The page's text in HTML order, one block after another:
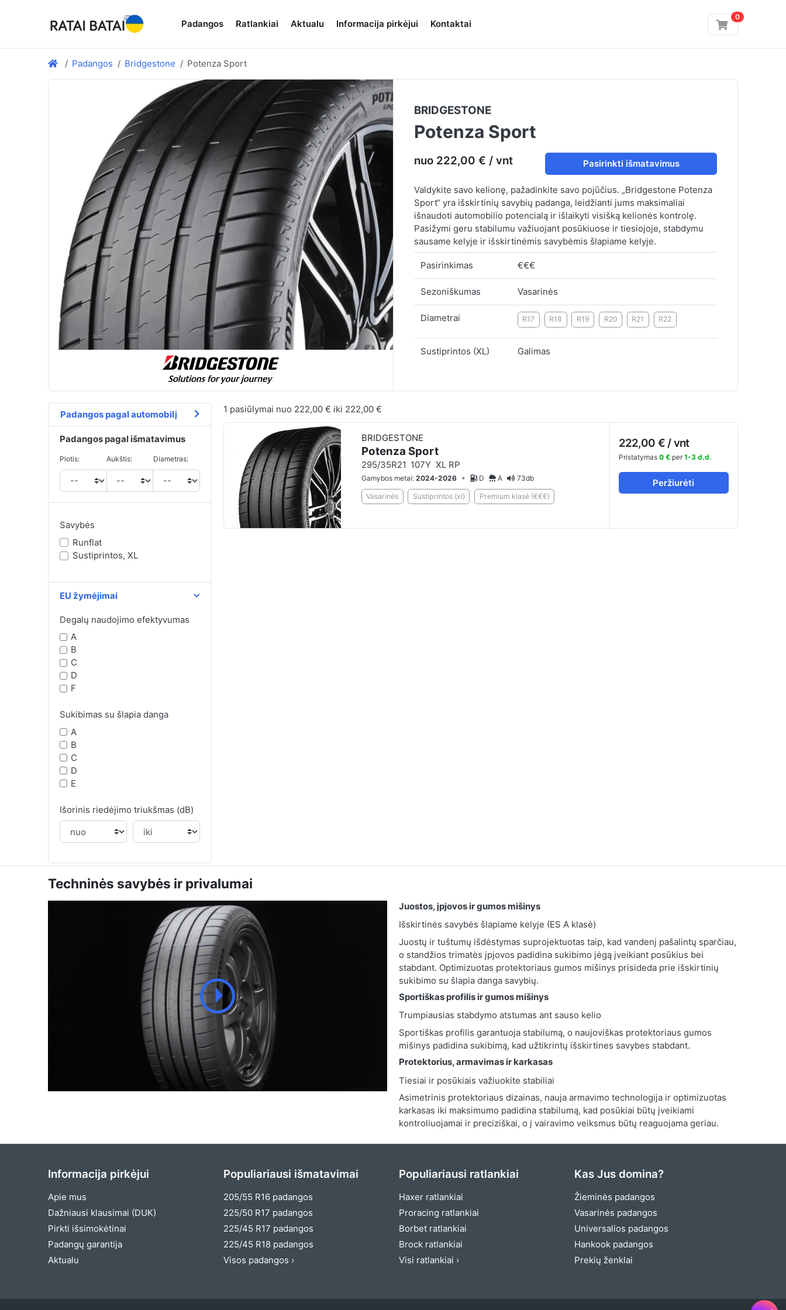
Padangos Ratlankiai Aktualu Informacija pirkėjui Kontaktai
0
Padangos Bridgestone Potenza Sport
BRIDGESTONE
Potenza Sport
nuo 222,00 € / vnt Pasirinkti išmatavimus
Valdykite savo kelionę, pažadinkite savo pojūčius. „Bridgestone Potenza
Sport“ yra išskirtinių savybių padanga, leidžianti jums maksimaliai
išnaudoti automobilio potencialą ir išlaikyti visišką kelionės kontrolę.
Pasižymi geru stabilumu važiuojant posūkiuose ir tiesiojoje, stabdymu
sausame kelyje ir išskirtinėmis savybėmis šlapiame kelyje.
Pasirinkimas €€€
Sezoniškumas Vasarinės
Diametrai R17 R18 R19 R20 R21 R22
Sustiprintos (XL) Galimas
Padangos pagal automobilį
Padangos pagal išmatavimus
Plotis: Aukštis: Diametras:
Savybės
Runflat
Sustiprintos, XL
EU žymėjimai
Degalų naudojimo efektyvumas
A
B
C
D
F
Sukibimas su šlapia danga
A
B
C
D
E
Išorinis riedėjimo triukšmas (dB)
1 pasiūlymai nuo 222,00 € iki 222,00 €
BRIDGESTONE
Potenza Sport
295/35R21 107Y XL RP
Gamybos metai: 2024-2026 • D A 73db
Vasarinės Sustiprintos (xl) Premium klasė (€€€)
222,00 € / vnt
Pristatymas 0 €per 1-3 d.d.
Peržiurėti
Techninės savybės ir privalumai
Juostos, įpjovos ir gumos mišinys
Išskirtinės savybės šlapiame kelyje (ES A klasė)
Juostų ir tuštumų išdėstymas suprojektuotas taip, kad vandenį pašalintų sparčiau,
o standžios trimatės įpjovos padidina sukibimo jėgą įveikiant posūkius bei
stabdant. Optimizuotas protektoriaus gumos mišinys prisideda prie išskirtinių
sukibimo su šlapia danga savybių.
Sportiškas profilis ir gumos mišinys
Trumpiausias stabdymo atstumas ant sauso kelio
Sportiškas profilis garantuoja stabilumą, o naujoviškas protektoriaus gumos
mišinys padidina sukibimą, kad užtikrintų išskirtines savybes stabdant.
Protektorius, armavimas ir karkasas
Tiesiai ir posūkiais važiuokite stabiliai
Asimetrinis protektoriaus dizainas, nauja armavimo technologija ir optimizuotas
karkasas iki maksimumo padidina stabilumą, kad posūkiai būtų įveikiami
kontroliuojamai ir preciziškai, o į vairavimo veiksmus būtų reaguojama geriau.
Informacija pirkėjui
Apie mus
Dažniausi klausimai (DUK)
Pirkti išsimokėtinai
Padangų garantija
Aktualu
Populiariausi išmatavimai
205/55 R16 padangos
225/50 R17 padangos
225/45 R17 padangos
225/45 R18 padangos
Visos padangos ›
Populiariausi ratlankiai
Haxer ratlankiai
Proracing ratlankiai
Borbet ratlankiai
Brock ratlankiai
Visi ratlankiai ›
Kas Jus domina?
Žieminės padangos
Vasarinės padangos
Universalios padangos
Hankook padangos
Prekių ženklai